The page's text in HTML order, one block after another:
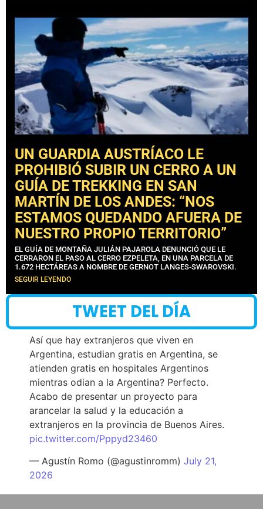
UN GUARDIA AUSTRÍACO LE
PROHIBIÓ SUBIR UN CERRO A UN
GUÍA DE TREKKING EN SAN
MARTÍN DE LOS ANDES: “NOS
ESTAMOS QUEDANDO AFUERA DE
NUESTRO PROPIO TERRITORIO”
EL GUÍA DE MONTAÑA JULIÁN PAJAROLA DENUNCIÓ QUE LE
CERRARON EL PASO AL CERRO EZPELETA, EN UNA PARCELA DE
1.672 HECTÁREAS A NOMBRE DE GERNOT LANGES-SWAROVSKI.
SEGUIR LEYENDO
TWEET DEL DÍA
Así que hay extranjeros que viven en
Argentina, estudian gratis en Argentina, se
atienden gratis en hospitales Argentinos
mientras odian a la Argentina? Perfecto.
Acabo de presentar un proyecto para
arancelar la salud y la educación a
extranjeros en la provincia de Buenos Aires.
pic.twitter.com/Pppyd23460
— Agustín Romo (@agustinromm) July 21,
2026